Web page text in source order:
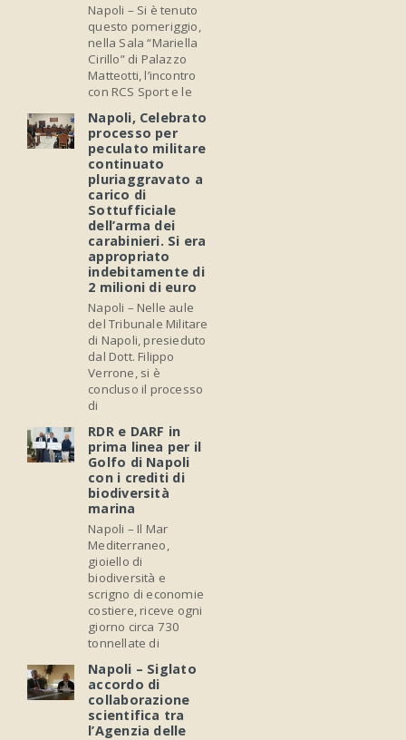
Napoli – Si è tenuto
questo pomeriggio,
nella Sala “Mariella
Cirillo” di Palazzo
Matteotti, l’incontro
con RCS Sport e le
Napoli, Celebrato
processo per
peculato militare
continuato
pluriaggravato a
carico di
Sottufficiale
dell’arma dei
carabinieri. Si era
appropriato
indebitamente di
2 milioni di euro
Napoli – Nelle aule
del Tribunale Militare
di Napoli, presieduto
dal Dott. Filippo
Verrone, si è
concluso il processo
di
RDR e DARF in
prima linea per il
Golfo di Napoli
con i crediti di
biodiversità
marina
Napoli – Il Mar
Mediterraneo,
gioiello di
biodiversità e
scrigno di economie
costiere, riceve ogni
giorno circa 730
tonnellate di
Napoli – Siglato
accordo di
collaborazione
scientifica tra
l’Agenzia delle